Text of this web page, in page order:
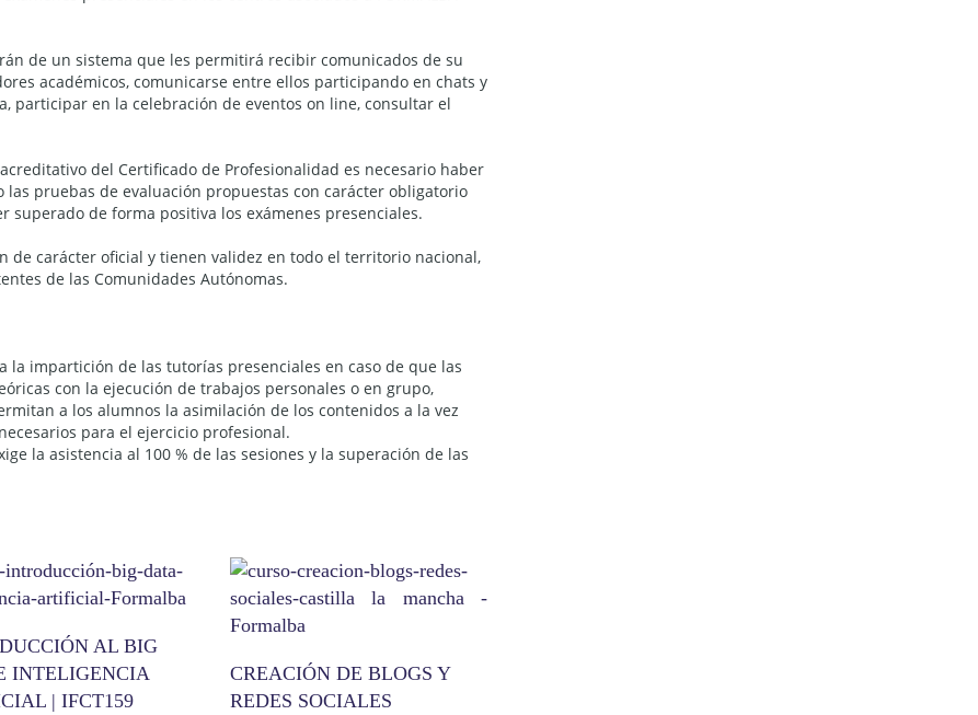
de un sistema que les permitirá recibir comunicados de su
académicos, comunicarse entre ellos participando en chats y
participar en la celebración de eventos on line, consultar el
del Certificado de Profesionalidad es necesario haber
pruebas de evaluación propuestas con carácter obligatorio
superado de forma positiva los exámenes presenciales.
de carácter oficial y tienen validez en todo el territorio nacional,
de las Comunidades Autónomas.
impartición de las tutorías presenciales en caso de que las
con la ejecución de trabajos personales o en grupo,
a los alumnos la asimilación de los contenidos a la vez
para el ejercicio profesional.
la asistencia al 100 % de las sesiones y la superación de las
AL BIG
INTELIGENCIA
| IFCT159
CREACIÓN DE BLOGS Y
REDES SOCIALES